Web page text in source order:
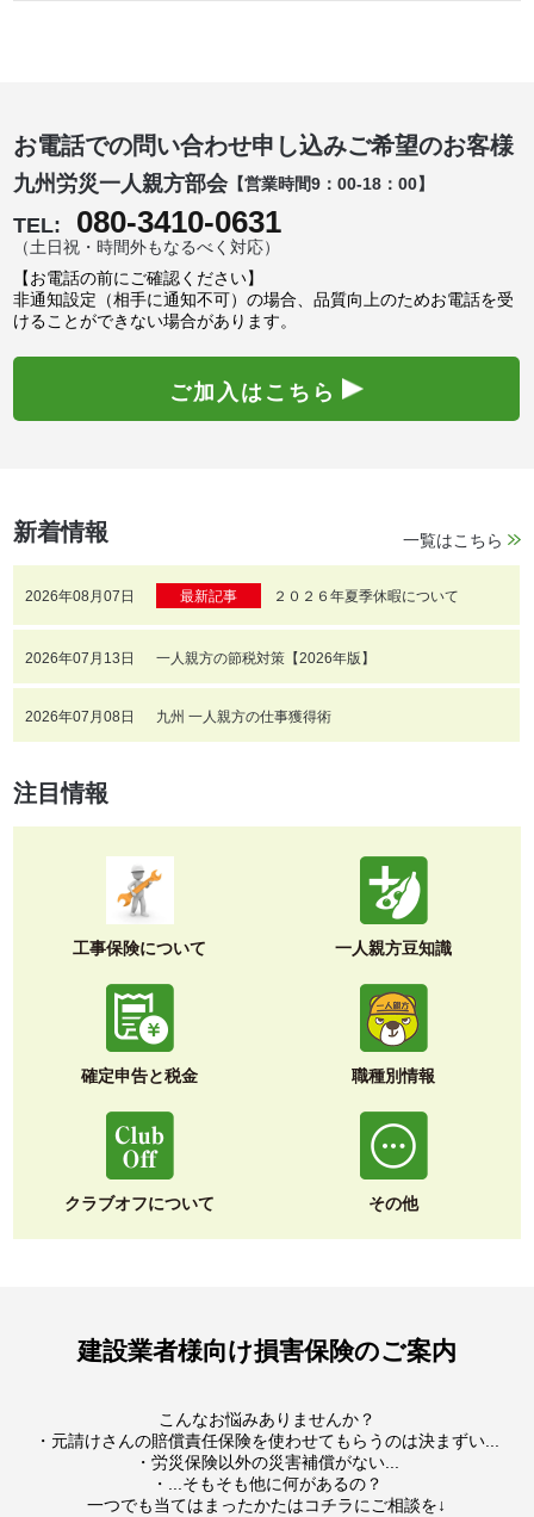
お電話での問い合わせ申し込みご希望のお客様
九州労災一人親方部会【営業時間9：00-18：00】
TEL: 080-3410-0631
（土日祝・時間外もなるべく対応）
【お電話の前にご確認ください】
非通知設定（相手に通知不可）の場合、品質向上のためお電話を受
けることができない場合があります。
ご加入はこちら
新着情報
2026年08月07日 最新記事 ２０２６年夏季休暇について
2026年07月13日 一人親方の節税対策【2026年版】
2026年07月08日 九州 一人親方の仕事獲得術
一覧はこちら
注目情報
工事保険について 一人親方豆知識
確定申告と税金 職種別情報
クラブオフについて その他
建設業者様向け損害保険のご案内
こんなお悩みありませんか？
・元請けさんの賠償責任保険を使わせてもらうのは決まずい...
・労災保険以外の災害補償がない...
・...そもそも他に何があるの？
一つでも当てはまったかたはコチラにご相談を↓